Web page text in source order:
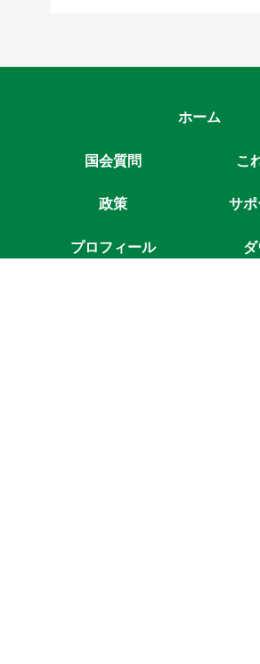
ホーム
国会質問 こ
政策 サ
プロフィール